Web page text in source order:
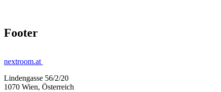
Footer
nextroom.at
Lindengasse 56/2/20
1070 Wien, Österreich